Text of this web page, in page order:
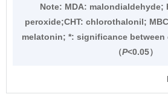
Note: MDA: malondialdehyde;
peroxide;CHT: chlorothalonil;
melatonin; *: significance
（P<0.05）